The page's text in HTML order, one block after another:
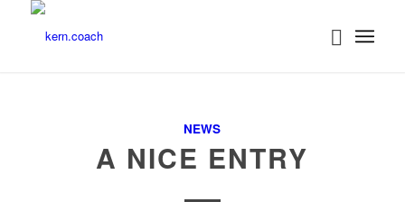
NEWS
A NICE ENTRY